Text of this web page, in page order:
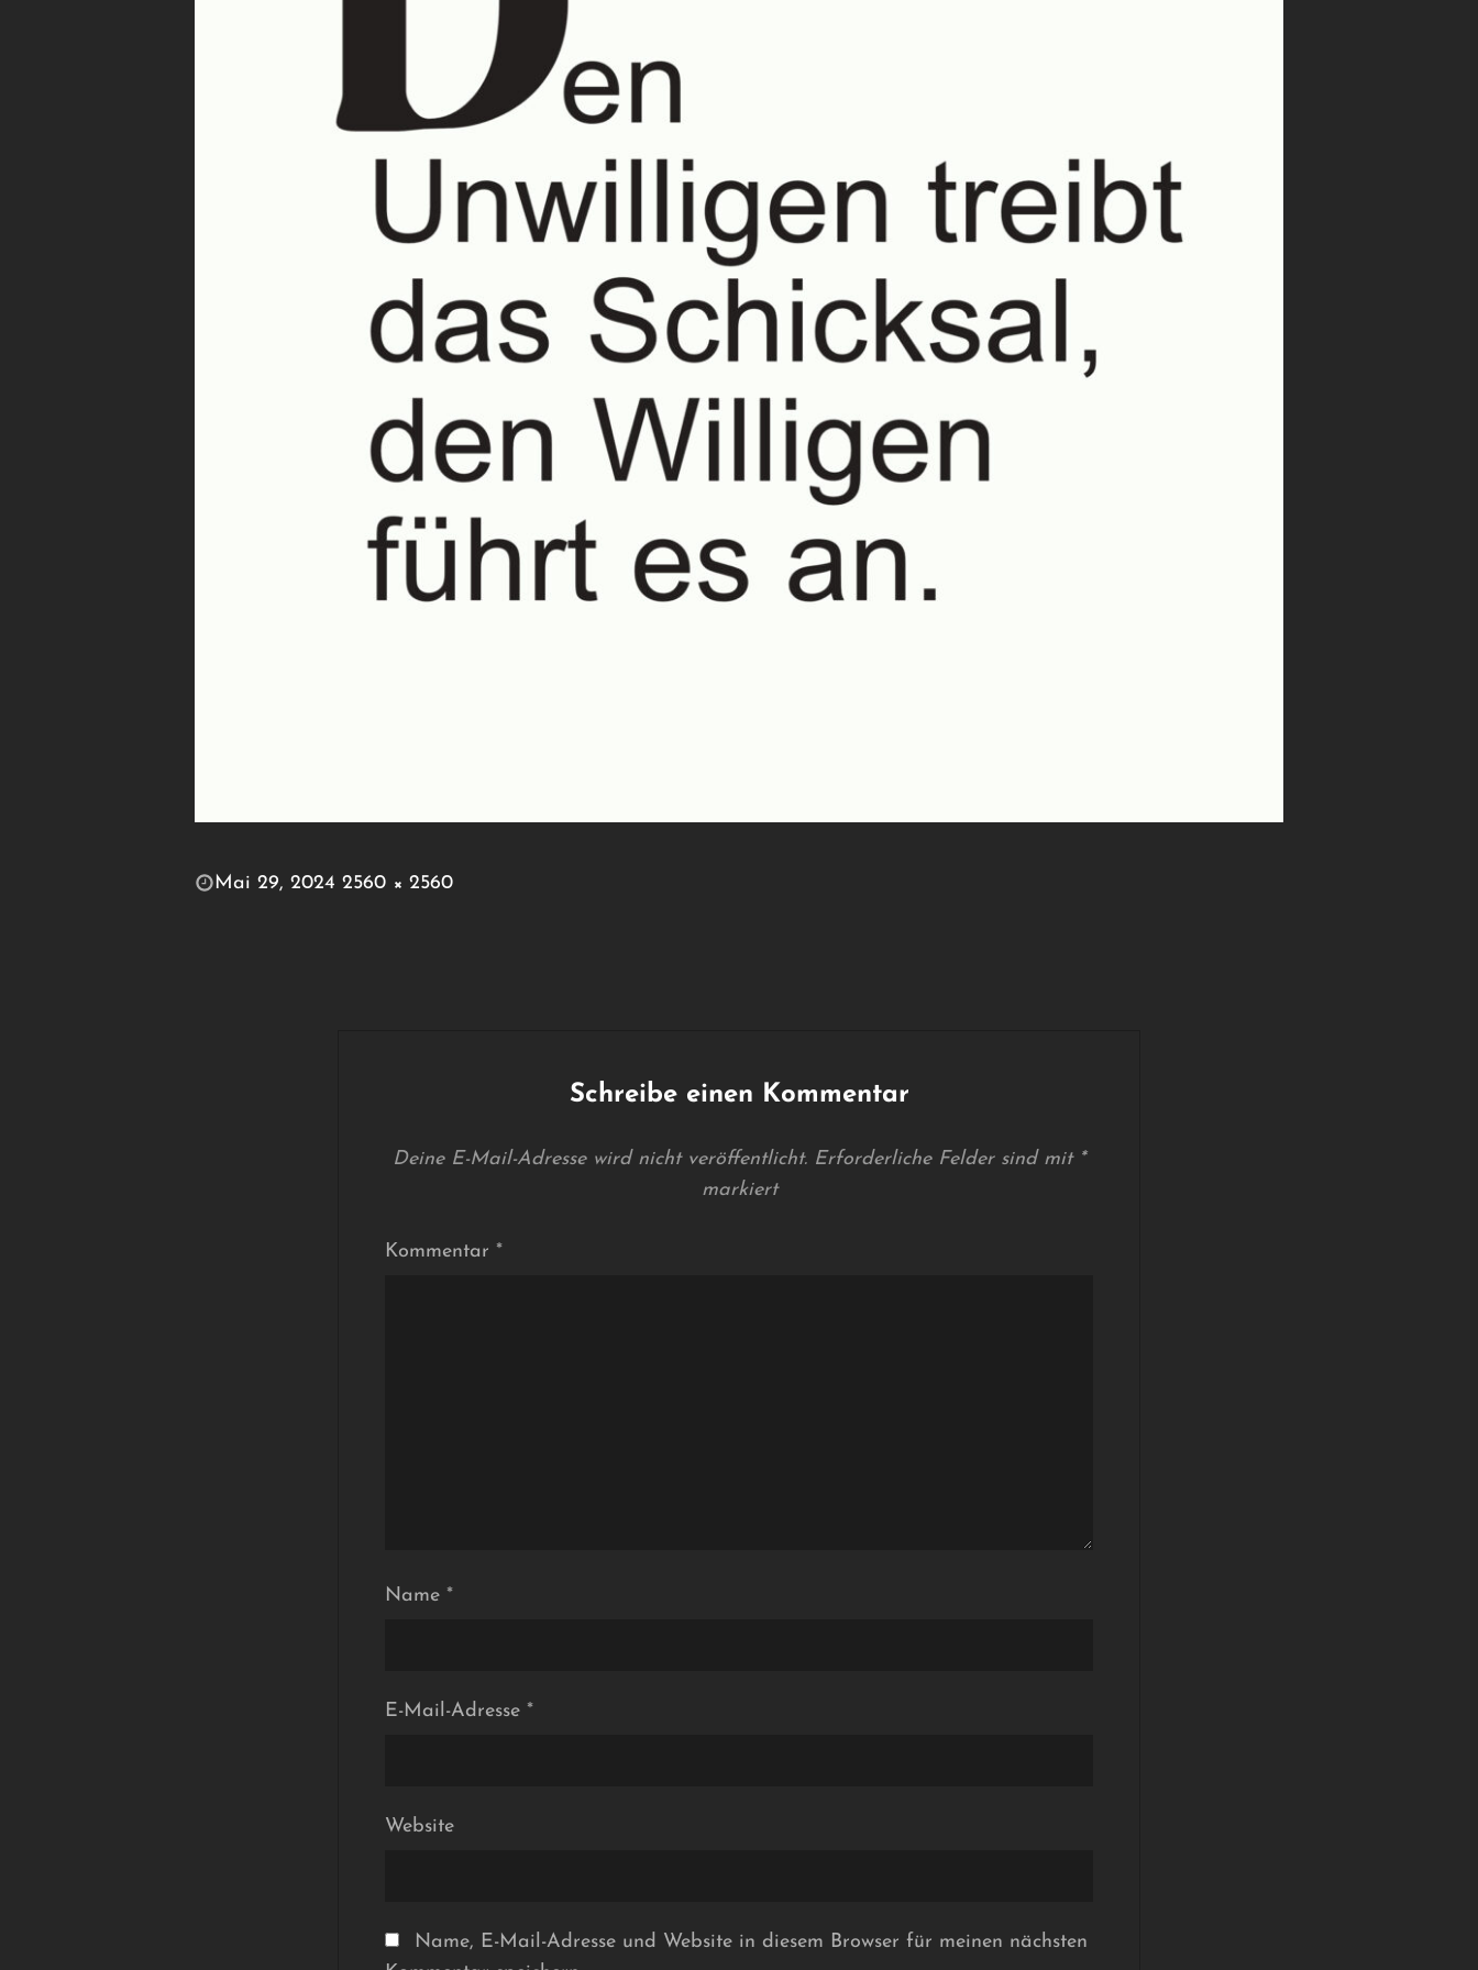
POSTED
Mai 29, 2024 2560 × 2560
Schreibe einen Kommentar
Deine E-Mail-Adresse wird nicht veröffentlicht. Erforderliche Felder sind mit *
markiert
Kommentar *
Name *
E-Mail-Adresse *
Website
Name, E-Mail-Adresse und Website in diesem Browser für meinen nächsten